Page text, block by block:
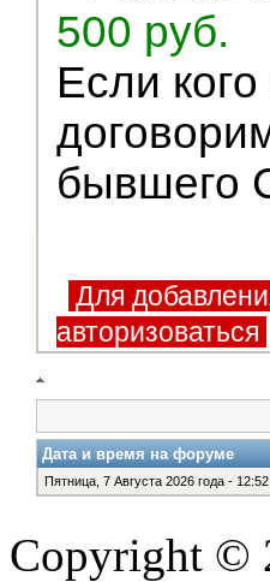
500 руб.
Если
бывшего
Для
авторизоваться
Дата и время на форуме
Пятница, 7 Августа 2026 года -
Copyright ©